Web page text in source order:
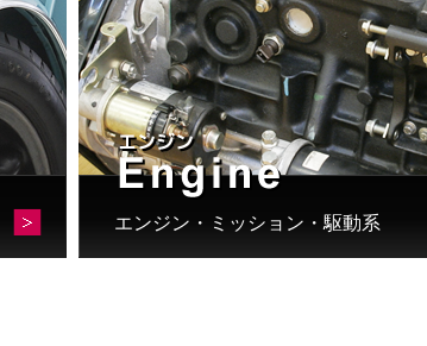
エンジン・ミッション・駆動系